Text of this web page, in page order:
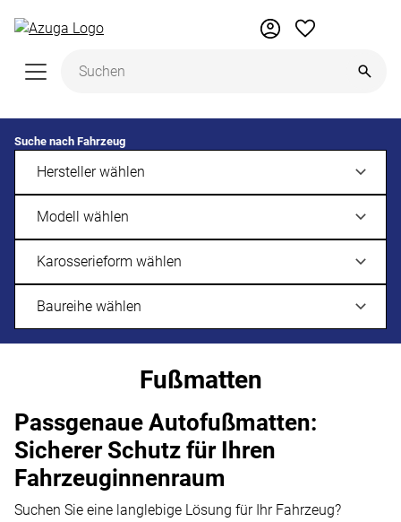
Suche nach Fahrzeug
Fußmatten
Passgenaue Autofußmatten:
Sicherer Schutz für Ihren
Fahrzeuginnenraum
Suchen Sie eine langlebige Lösung für Ihr Fahrzeug?